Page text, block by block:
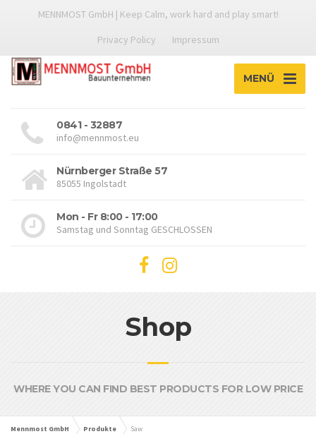
MENNMOST GmbH | Keep Calm, work hard and play smart!
Privacy Policy
Impressum
MENÜ
0841 - 32887
info@mennmost.eu
Nürnberger Straße 57
85055 Ingolstadt
Mon - Fr 8:00 - 17:00
Samstag und Sonntag GESCHLOSSEN
Shop
WHERE YOU CAN FIND BEST PRODUCTS FOR LOW PRICE
Mennmost GmbH Produkte Saw